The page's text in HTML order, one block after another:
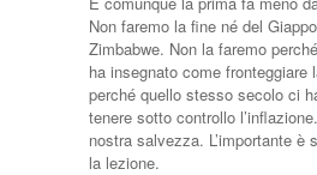
Non faremo la fine né del
Zimbabwe. Non la faremo
ha insegnato come fronteggiare
perché quello stesso secolo ci
tenere sotto controllo
nostra salvezza. L’importante è
la lezione.